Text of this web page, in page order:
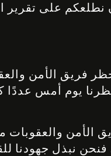
نطلعكم على تقرير
الأمن والعقوبات أكثر
يوم أمس عددًا
الأمن
فنحن نبذل جهودنا